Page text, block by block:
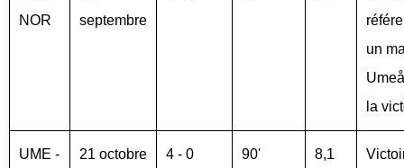
NOR
septembre
un
la
UME -
21 octobre 4 - 0 90' 8,1